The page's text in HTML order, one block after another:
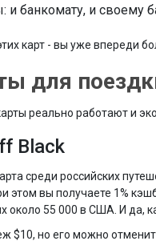
банкомату, и своему
карт - вы уже впереди
для
реально работают и
Black
среди российских
этом вы получаете 1%
около 55 000 в США. И да,
$10, но его можно